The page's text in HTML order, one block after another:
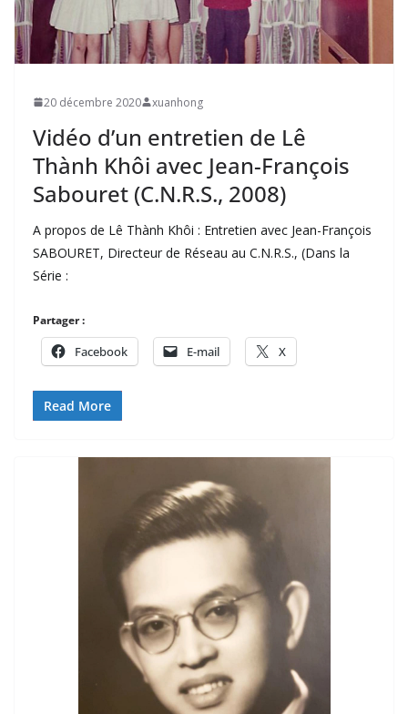
20 décembre 2020 xuanhong
Vidéo d’un entretien de Lê
Thành Khôi avec Jean-François
Sabouret (C.N.R.S., 2008)
A propos de Lê Thành Khôi : Entretien avec Jean-François
SABOURET, Directeur de Réseau au C.N.R.S., (Dans la
Série :
Partager :
Facebook E-mail X
Read More